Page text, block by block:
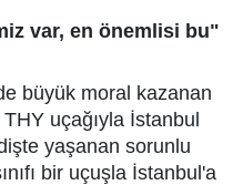
var, en önemlisi bu"
büyük moral kazanan
uçağıyla İstanbul
yaşanan sorunlu
bir uçuşla İstanbul'a